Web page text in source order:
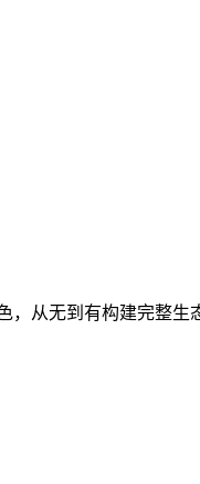
从无到有构建完整